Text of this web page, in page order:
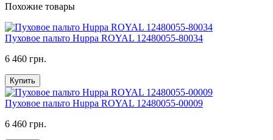
Похожие товары
Пуховое пальто Huppa ROYAL 12480055-80034
6 460 грн.
Купить
Пуховое пальто Huppa ROYAL 12480055-00009
6 460 грн.